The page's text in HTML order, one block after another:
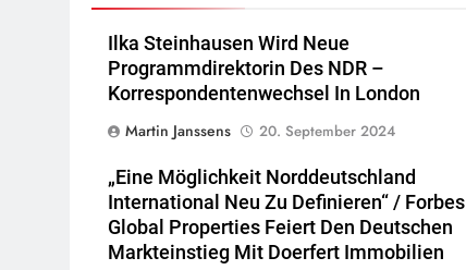
Ilka Steinhausen Wird Neue
Programmdirektorin Des NDR –
Korrespondentenwechsel In London
Martin Janssens
20. September 2024
„Eine Möglichkeit Norddeutschland
International Neu Zu Definieren“ / Forbes
Global Properties Feiert Den Deutschen
Markteinstieg Mit Doerfert Immobilien